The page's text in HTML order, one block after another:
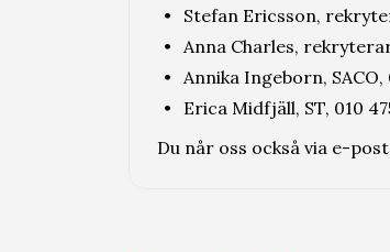
Stefan Ericsson,
Anna Charles,
Annika Ingeborn, SACO,
Erica Midfjäll, ST, 010
Du når oss också via e-